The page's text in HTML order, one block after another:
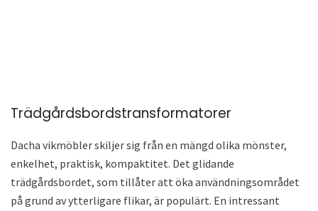
Trädgårdsbordstransformatorer
Dacha vikmöbler skiljer sig från en mängd olika mönster,
enkelhet, praktisk, kompaktitet. Det glidande
trädgårdsbordet, som tillåter att öka användningsområdet
på grund av ytterligare flikar, är populärt. En intressant